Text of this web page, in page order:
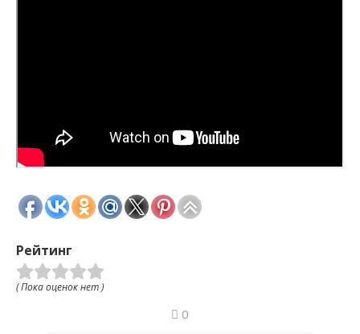
Рейтинг
( Пока оценок нет )
0